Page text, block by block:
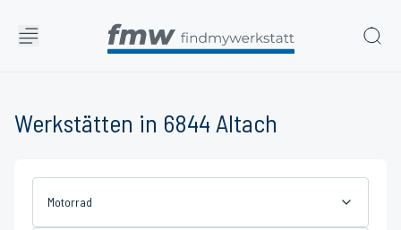
Werkstätten in 6844 Altach
Motorrad